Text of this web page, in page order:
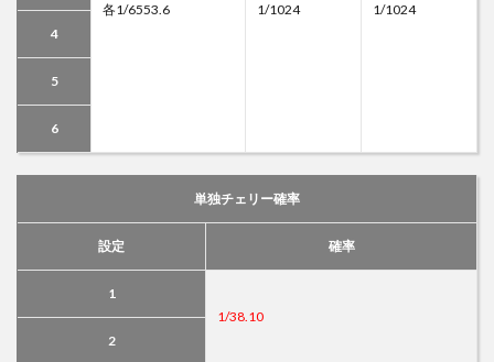
各1/6553.6 1/1024 1/1024
4
5
6
単独チェリー確率
設定 確率
1
1/38.10
2